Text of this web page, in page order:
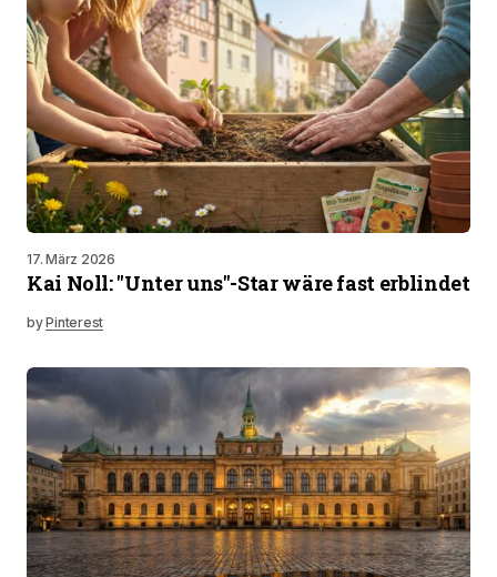
17. März 2026
Kai Noll: "Unter uns"-Star wäre fast erblindet
byPinterest